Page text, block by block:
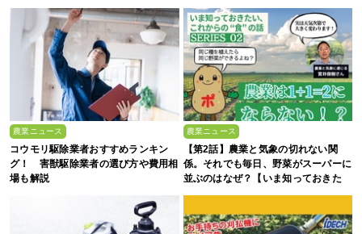
農業ニュース
コウモリ駆除業者おすすめランキン
グ！ 害獣駆除業者の選び方や費用相
場も解説
農業ニュース
【第2話】農業と気象の切れない関
係。それでも毎日、野菜がスーパーに
並ぶのはなぜ？【いま知っておきた